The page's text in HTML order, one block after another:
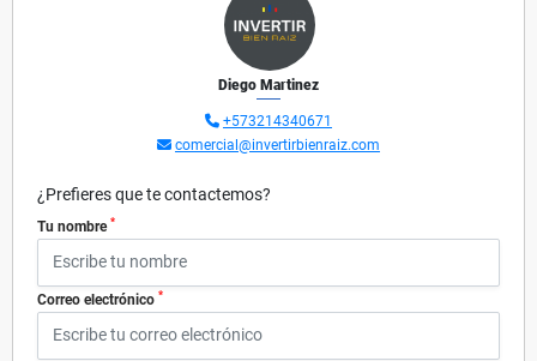
Diego Martinez
+573214340671
comercial@invertirbienraiz.com
¿Prefieres que te contactemos?
Tu nombre *
Correo electrónico *